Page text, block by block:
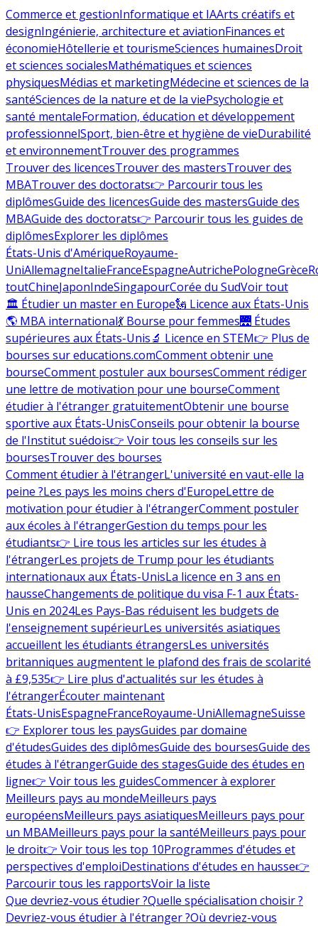
Commerce et gestionInformatique et IAArts créatifs et
designIngénierie, architecture et aviationFinances et
économieHôtellerie et tourismeSciences humainesDroit
et sciences socialesMathématiques et sciences
physiquesMédias et marketingMédecine et sciences de la
santéSciences de la nature et de la viePsychologie et
santé mentaleFormation, éducation et développement
professionnelSport, bien-être et hygiène de vieDurabilité
et environnementTrouver des programmes
Trouver des licencesTrouver des mastersTrouver des
MBATrouver des doctorats👉 Parcourir tous les
diplômesGuide des licencesGuide des mastersGuide des
MBAGuide des doctorats👉 Parcourir tous les guides de
diplômesExplorer les diplômes
États-Unis d'AmériqueRoyaume-
UniAllemagneItalieFranceEspagneAutrichePologneGrèce
toutChineJaponIndeSingapourCorée du SudVoir tout
🏛 Étudier un master en Europe🗽 Licence aux États-Unis
🌎 MBA international💃 Bourse pour femmes🌉 Études
supérieures aux États-Unis🔬 Licence en STEM👉 Plus de
bourses sur educations.comComment obtenir une
bourseComment postuler aux boursesComment rédiger
une lettre de motivation pour une bourseComment
étudier à l'étranger gratuitementObtenir une bourse
sportive aux États-UnisConseils pour obtenir la bourse
de l'Institut suédois👉 Voir tous les conseils sur les
boursesTrouver des bourses
Comment étudier à l'étrangerL'université en vaut-elle la
peine ?Les pays les moins chers d'EuropeLettre de
motivation pour étudier à l'étrangerComment postuler
aux écoles à l'étrangerGestion du temps pour les
étudiants👉 Lire tous les articles sur les études à
l'étrangerLes projets de Trump pour les étudiants
internationaux aux États-UnisLa licence en 3 ans en
hausseChangements de politique du visa F-1 aux États-
Unis en 2024Les Pays-Bas réduisent les budgets de
l'enseignement supérieurLes universités asiatiques
accueillent les étudiants étrangersLes universités
britanniques augmentent le plafond des frais de scolarité
à £9,535👉 Lire plus d'actualités sur les études à
l'étrangerÉcouter maintenant
États-UnisEspagneFranceRoyaume-UniAllemagneSuisse
👉 Explorer tous les paysGuides par domaine
d'étudesGuides des diplômesGuide des boursesGuide des
études à l'étrangerGuide des stagesGuide des études en
ligne👉 Voir tous les guidesCommencer à explorer
Meilleurs pays au mondeMeilleurs pays
européensMeilleurs pays asiatiquesMeilleurs pays pour
un MBAMeilleurs pays pour la santéMeilleurs pays pour
le droit👉 Voir tous les top 10Programmes d'études et
perspectives d'emploiDestinations d'études en hausse👉
Parcourir tous les rapportsVoir la liste
Que devriez-vous étudier ?Quelle spécialisation choisir ?
Devriez-vous étudier à l'étranger ?Où devriez-vous